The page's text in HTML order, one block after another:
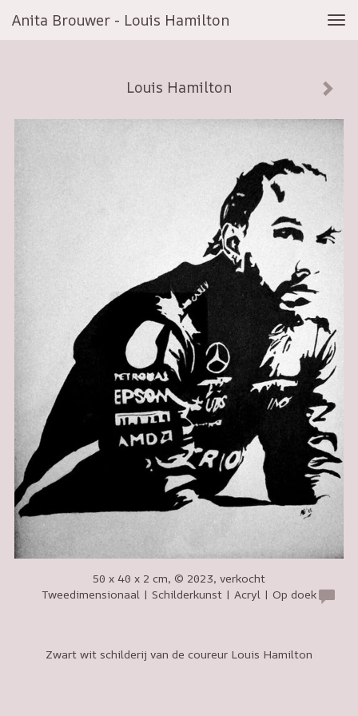
Anita Brouwer - Louis Hamilton
Louis Hamilton
50 x 40 x 2 cm, © 2023, verkocht
Tweedimensionaal | Schilderkunst | Acryl | Op doek
Zwart wit schilderij van de coureur Louis Hamilton